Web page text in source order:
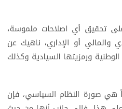
تحقيق أي اصلاحات ملموسة،
أو الإداري، ناهيك عن
الوطنية ورمزيتها السيادية وكذلك
هي صورة النظام السياسي، فإن